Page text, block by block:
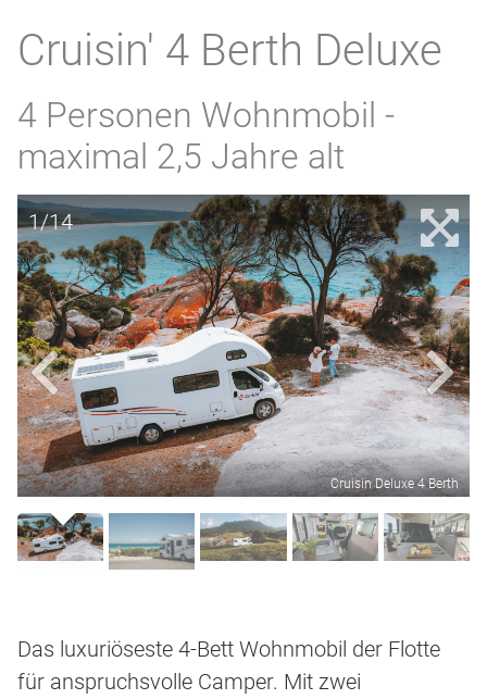
Cruisin' 4 Berth Deluxe
4 Personen Wohnmobil -
maximal 2,5 Jahre alt
1/14
Cruisin Deluxe 4 Berth
Das luxuriöseste 4-Bett Wohnmobil der Flotte
für anspruchsvolle Camper. Mit zwei